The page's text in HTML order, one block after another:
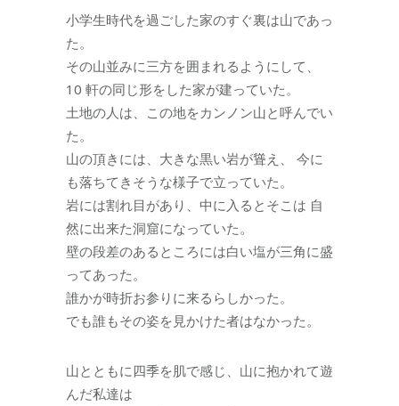
小学生時代を過ごした家のすぐ裏は山であっ
た。
その山並みに三方を囲まれるようにして、
10 軒の同じ形をした家が建っていた。
土地の人は、この地をカンノン山と呼んでい
た。
山の頂きには、大きな黒い岩が聳え、 今に
も落ちてきそうな様子で立っていた。
岩には割れ目があり、中に入るとそこは 自
然に出来た洞窟になっていた。
壁の段差のあるところには白い塩が三角に盛
ってあった。
誰かが時折お参りに来るらしかった。
でも誰もその姿を見かけた者はなかった。
山とともに四季を肌で感じ、山に抱かれて遊
んだ私達は